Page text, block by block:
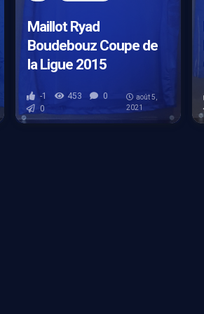
Maillot Ryad
Boudebouz Coupe de
la Ligue 2015
-1 453
0
0
août 5,
2021